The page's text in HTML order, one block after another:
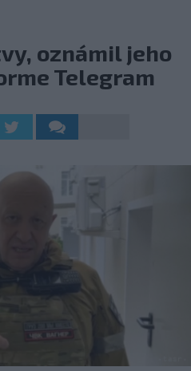
oznámil jeho
Telegram